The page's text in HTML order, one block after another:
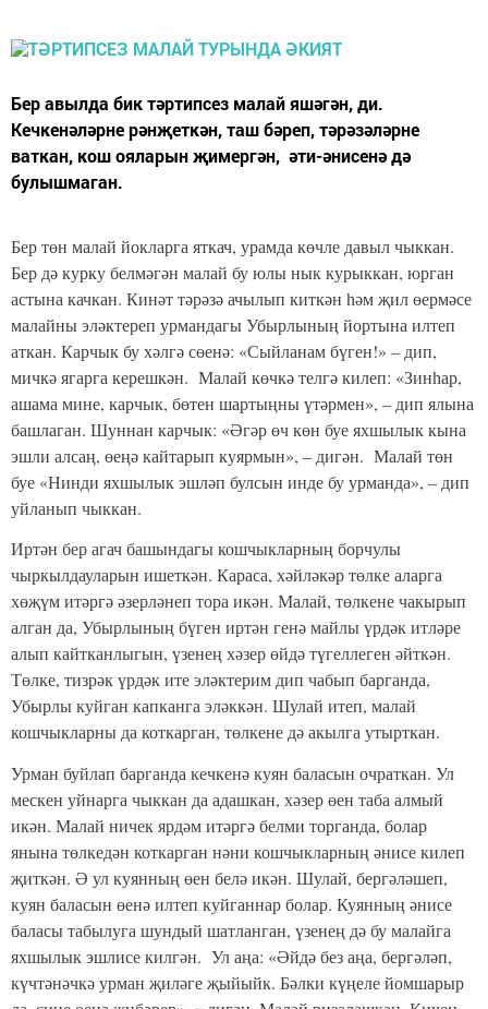
Бер авылда бик тәртипсез малай яшәгән, ди.
Кечкенәләрне рәнҗеткән, таш бәреп, тәрәзәләрне
ваткан, кош ояларын җимергән, әти-әнисенә дә
булышмаган.
Бер төн малай йокларга яткач, урамда көчле давыл чыккан.
Бер дә курку белмәгән малай бу юлы нык курыккан, юрган
астына качкан. Кинәт тәрәзә ачылып киткән һәм җил өермәсе
малайны эләктереп урмандагы Убырлының йортына илтеп
аткан. Карчык бу хәлгә сөенә: «Сыйланам бүген!» – дип,
мичкә ягарга керешкән. Малай көчкә телгә килеп: «Зинһар,
ашама мине, карчык, бөтен шартыңны үтәрмен», – дип ялына
башлаган. Шуннан карчык: «Әгәр өч көн буе яхшылык кына
эшли алсаң, өеңә кайтарып куярмын», – дигән. Малай төн
буе «Нинди яхшылык эшләп булсын инде бу урманда», – дип
уйланып чыккан.
Иртән бер агач башындагы кошчыкларның борчулы
чыркылдауларын ишеткән. Караса, хәйләкәр төлке аларга
хөҗүм итәргә әзерләнеп тора икән. Малай, төлкене чакырып
алган да, Убырлының бүген иртән генә майлы үрдәк итләре
алып кайтканлыгын, үзенең хәзер өйдә түгеллеген әйткән.
Төлке, тизрәк үрдәк ите эләктерим дип чабып барганда,
Убырлы куйган капканга эләккән. Шулай итеп, малай
кошчыкларны да коткарган, төлкене дә акылга утырткан.
Урман буйлап барганда кечкенә куян баласын очраткан. Ул
мескен уйнарга чыккан да адашкан, хәзер өен таба алмый
икән. Малай ничек ярдәм итәргә белми торганда, болар
янына төлкедән коткарган нәни кошчыкларның әнисе килеп
җиткән. Ә ул куянның өен белә икән. Шулай, бергәләшеп,
куян баласын өенә илтеп куйганнар болар. Куянның әнисе
баласы табылуга шундый шатланган, үзенең дә бу малайга
яхшылык эшлисе килгән. Ул аңа: «Әйдә без аңа, бергәләп,
күчтәнәчкә урман җиләге җыйыйк. Бәлки күңеле йомшарыр